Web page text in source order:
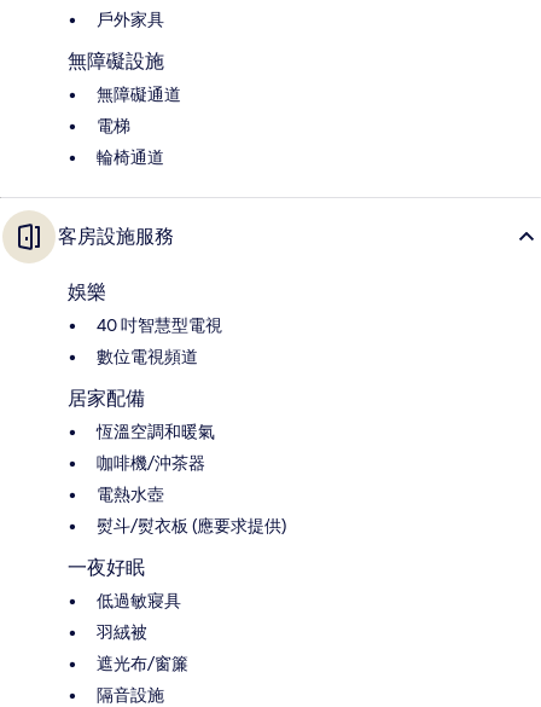
戶外家具
無障礙設施
無障礙通道
電梯
輪椅通道
客房設施服務
娛樂
40 吋智慧型電視
數位電視頻道
居家配備
恆溫空調和暖氣
咖啡機/沖茶器
電熱水壺
熨斗/熨衣板 (應要求提供)
一夜好眠
低過敏寢具
羽絨被
遮光布/窗簾
隔音設施